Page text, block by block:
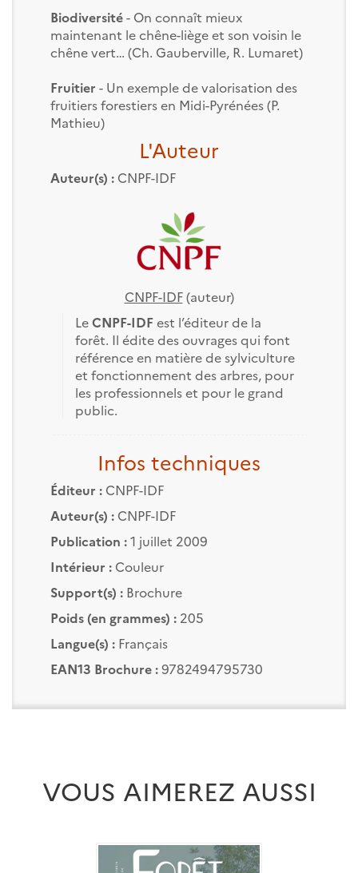
Biodiversité- On connaît mieux
maintenant le chêne-liège et son voisin le
chêne vert… (Ch. Gauberville, R. Lumaret)
Fruitier - Un exemple de valorisation des
fruitiers forestiers en Midi-Pyrénées (P.
Mathieu)
L'Auteur
Auteur(s) : CNPF-IDF
CNPF-IDF(auteur)
LeCNPF-IDFest l’éditeur de la
forêt. Il édite des ouvrages qui font
référence en matière de sylviculture
et fonctionnement des arbres, pour
les professionnels et pour le grand
public.
Infos techniques
Éditeur : CNPF-IDF
Auteur(s) : CNPF-IDF
Publication :1 juillet 2009
Intérieur :Couleur
Support(s) :Brochure
Poids (en grammes) :205
Langue(s) :Français
EAN13 Brochure :9782494795730
VOUS AIMEREZ AUSSI